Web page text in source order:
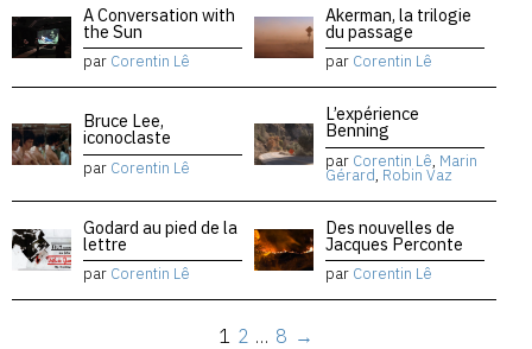
A Conversation with
the Sun
par Corentin Lê
Akerman, la trilogie
du passage
par Corentin Lê
Bruce Lee,
iconoclaste
par Corentin Lê
L’expérience
Benning
par Corentin Lê, Marin
Gérard, Robin Vaz
Godard au pied de la
lettre
par Corentin Lê
Des nouvelles de
Jacques Perconte
par Corentin Lê
1 2 … 8 →